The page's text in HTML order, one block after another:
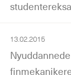
13.02.2015